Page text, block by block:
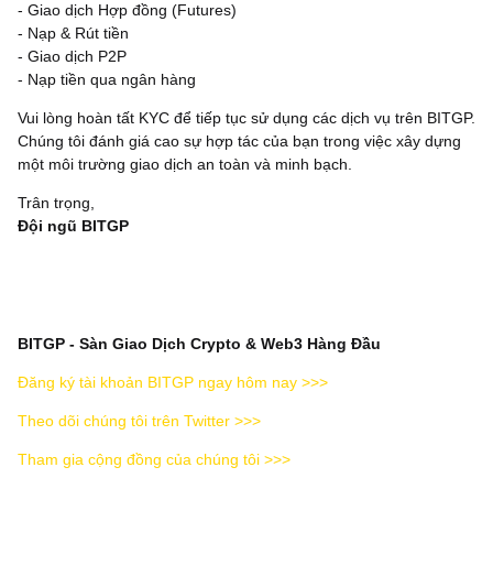
- Giao dịch Hợp đồng (Futures)
- Nạp & Rút tiền
- Giao dịch P2P
- Nạp tiền qua ngân hàng
Vui lòng hoàn tất KYC để tiếp tục sử dụng các dịch vụ trên BITGP.
Chúng tôi đánh giá cao sự hợp tác của bạn trong việc xây dựng
một môi trường giao dịch an toàn và minh bạch.
Trân trọng,
Đội ngũ BITGP
BITGP - Sàn Giao Dịch Crypto & Web3 Hàng Đầu
Đăng ký tài khoản BITGP ngay hôm nay >>>
Theo dõi chúng tôi trên Twitter >>>
Tham gia cộng đồng của chúng tôi >>>